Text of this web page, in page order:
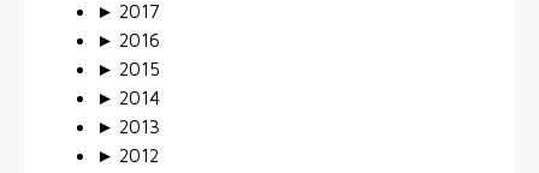
► 2017
► 2016
► 2015
► 2014
► 2013
► 2012